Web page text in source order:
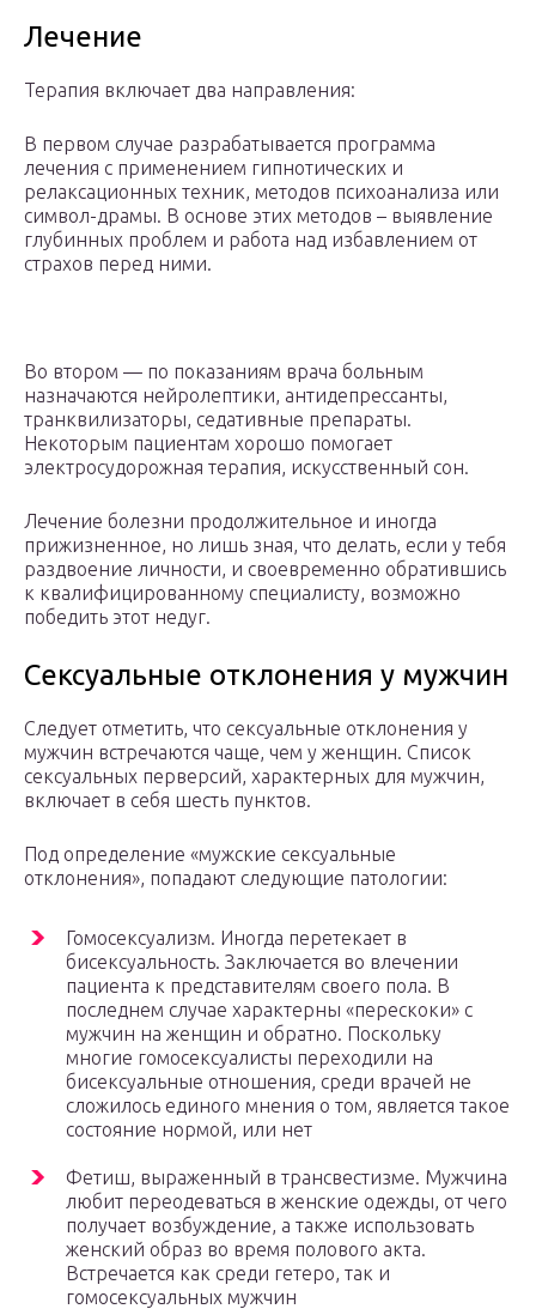
Лечение
Терапия включает два направления:
В первом случае разрабатывается программа
лечения с применением гипнотических и
релаксационных техник, методов психоанализа или
символ-драмы. В основе этих методов – выявление
глубинных проблем и работа над избавлением от
страхов перед ними.
Во втором — по показаниям врача больным
назначаются нейролептики, антидепрессанты,
транквилизаторы, седативные препараты.
Некоторым пациентам хорошо помогает
электросудорожная терапия, искусственный сон.
Лечение болезни продолжительное и иногда
прижизненное, но лишь зная, что делать, если у тебя
раздвоение личности, и своевременно обратившись
к квалифицированному специалисту, возможно
победить этот недуг.
Сексуальные отклонения у мужчин
Следует отметить, что сексуальные отклонения у
мужчин встречаются чаще, чем у женщин. Список
сексуальных перверсий, характерных для мужчин,
включает в себя шесть пунктов.
Под определение «мужские сексуальные
отклонения», попадают следующие патологии:
Гомосексуализм. Иногда перетекает в
бисексуальность. Заключается во влечении
пациента к представителям своего пола. В
последнем случае характерны «перескоки» с
мужчин на женщин и обратно. Поскольку
многие гомосексуалисты переходили на
бисексуальные отношения, среди врачей не
сложилось единого мнения о том, является такое
состояние нормой, или нет
Фетиш, выраженный в трансвестизме. Мужчина
любит переодеваться в женские одежды, от чего
получает возбуждение, а также использовать
женский образ во время полового акта.
Встречается как среди гетеро, так и
гомосексуальных мужчин